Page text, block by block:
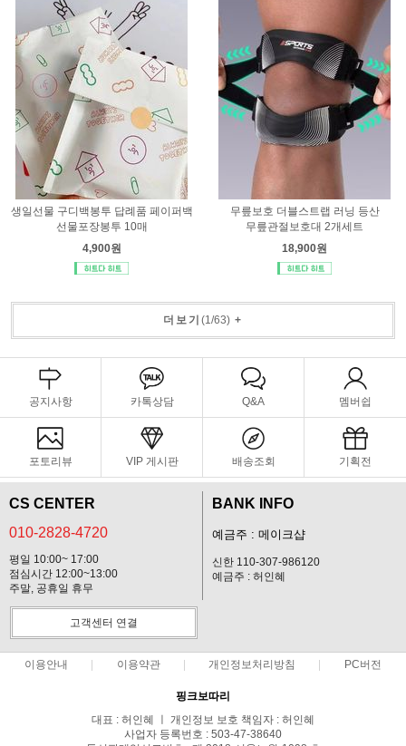
생일선물 구디백봉투 답례품 페이퍼백
선물포장봉투 10매
4,900원
무릎보호 더블스트랩 러닝 등산
무릎관절보호대 2개세트
18,900원
더보기 (1/63) +
공지사항 카톡상담 Q&A 멤버쉽
포토리뷰 VIP 게시판 배송조회 기획전
CS CENTER
010-2828-4720
평일 10:00~ 17:00
점심시간 12:00~13:00
주말, 공휴일 휴무
BANK INFO
예금주 : 메이크샵
신한 110-307-986120
예금주 : 허인혜
고객센터 연결
이용안내 이용약관 개인정보처리방침 PC버전
핑크보따리
대표 : 허인혜 ㅣ 개인정보 보호 책임자 : 허인혜
사업자 등록번호 : 503-47-38640